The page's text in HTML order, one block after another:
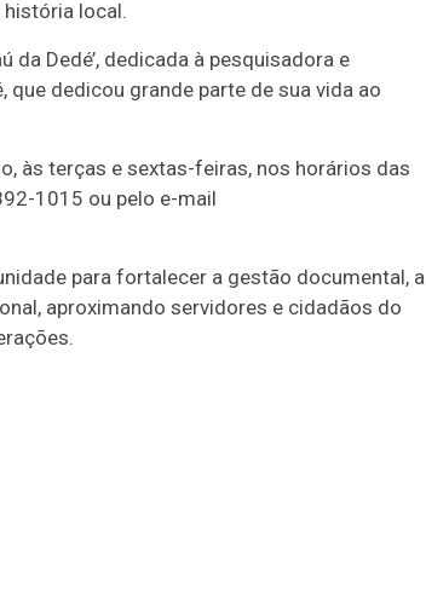
local.
da Dedé’, dedicada à pesquisadora e
dedicou grande parte de sua vida ao
às terças e sextas-feiras, nos horários das
1015 ou pelo e-mail
para fortalecer a gestão documental, a
aproximando servidores e cidadãos do